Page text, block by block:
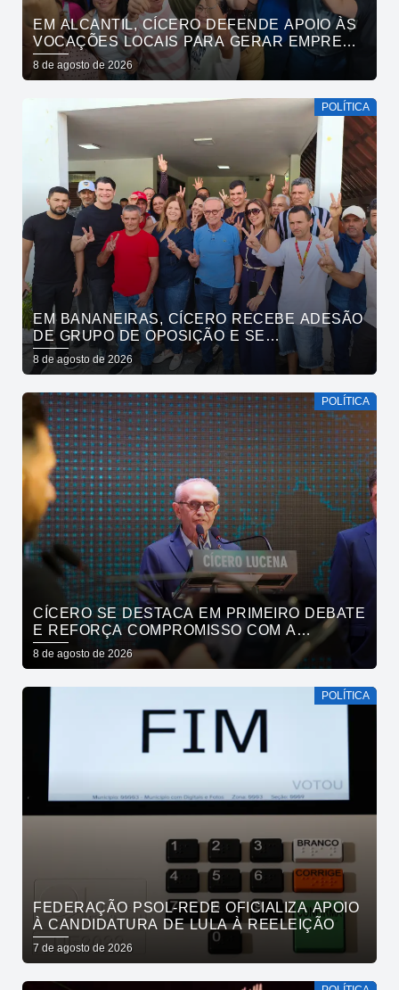
EM ALCANTIL, CÍCERO DEFENDE APOIO ÀS
VOCAÇÕES LOCAIS PARA GERAR EMPREGO
E RENDA
8 de agosto de 2026
POLÍTICA
EM BANANEIRAS, CÍCERO RECEBE ADESÃO
DE GRUPO DE OPOSIÇÃO E SE
COMPROMETE COM ESGOTAMENTO
SANITÁRIO
8 de agosto de 2026
POLÍTICA
CÍCERO SE DESTACA EM PRIMEIRO DEBATE
E REFORÇA COMPROMISSO COM A
SEGURANÇA HÍDRICA DO ESTADO
8 de agosto de 2026
POLÍTICA
FEDERAÇÃO PSOL-REDE OFICIALIZA APOIO
À CANDIDATURA DE LULA À REELEIÇÃO
7 de agosto de 2026